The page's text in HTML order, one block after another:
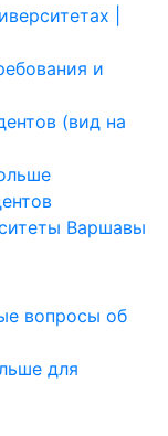
|
и
(вид на
Варшавы
вопросы об
для